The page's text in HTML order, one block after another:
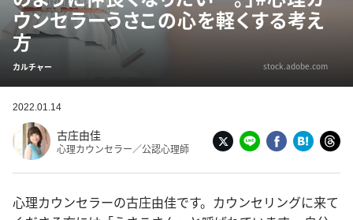
ウンセラーうさこの心を軽くする考え
方
カルチャー stock.adobe.com
2022.01.14
古庄由佳
心理カウンセラー／公認心理師
心理カウンセラーの古庄由佳です。カウンセリングに来て